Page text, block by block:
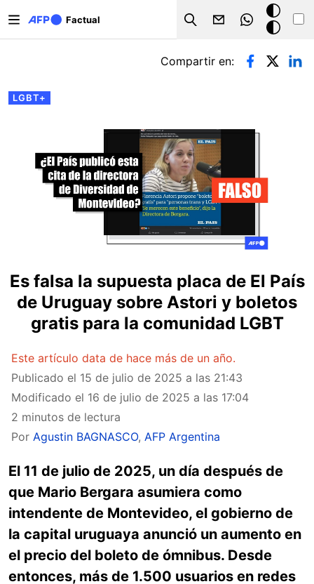
Factual
Search
Modo
oscuro
Solapas principales
LGBT+
Compartir en:
Es falsa la supuesta placa de El País
de Uruguay sobre Astori y boletos
gratis para la comunidad LGBT
Este artículo data de hace más de un año.
Publicado el 15 de julio de 2025 a las 21:43
Modificado el 16 de julio de 2025 a las 17:04
2 minutos de lectura
Por Agustin BAGNASCO, AFP Argentina
El 11 de julio de 2025, un día después de
que Mario Bergara asumiera como
intendente de Montevideo, el gobierno de
la capital uruguaya anunció un aumento en
el precio del boleto de ómnibus. Desde
entonces, más de 1.500 usuarios en redes